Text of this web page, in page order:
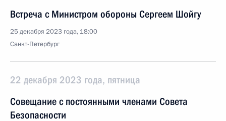
Встреча с Министром обороны Сергеем Шойгу
25 декабря 2023 года, 18:00
Санкт-Петербург
22 декабря 2023 года, пятница
Совещание с постоянными членами Совета
Безопасности